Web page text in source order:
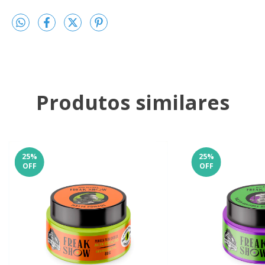
Produtos similares
25%
OFF
25%
OFF